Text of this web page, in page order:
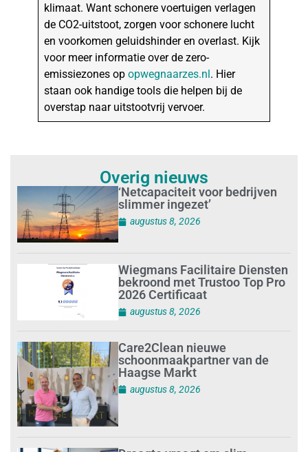
klimaat. Want schonere voertuigen verlagen
de CO2-uitstoot, zorgen voor schonere lucht
en voorkomen geluidshinder en overlast. Kijk
voor meer informatie over de zero-
emissiezones opopwegnaarzes.nl. Hier
staan ook handige tools die helpen bij de
overstap naar uitstootvrij vervoer.
Overig nieuws
‘Netcapaciteit voor bedrijven
slimmer ingezet’
augustus 8, 2026
Wiegmans Facilitaire Diensten
bekroond met Trustoo Top Pro
2026 Certificaat
augustus 8, 2026
Care2Clean nieuwe
schoonmaakpartner van de
Haagse Markt
augustus 8, 2026